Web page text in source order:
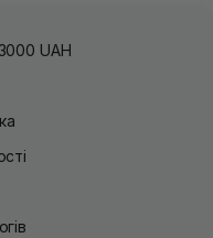
UAH